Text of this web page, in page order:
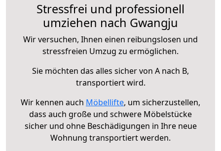
Stressfrei und professionell
umziehen nach Gwangju
Wir versuchen, Ihnen einen reibungslosen und
stressfreien Umzug zu ermöglichen.
Sie möchten das alles sicher von A nach B,
transportiert wird.
Wir kennen auch Möbellifte, um sicherzustellen,
dass auch große und schwere Möbelstücke
sicher und ohne Beschädigungen in Ihre neue
Wohnung transportiert werden.